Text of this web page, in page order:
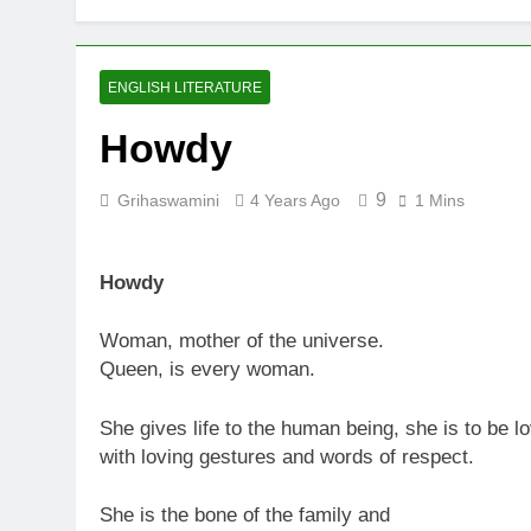
ENGLISH LITERATURE
Howdy
Grihaswamini 4 Years Ago 9 1 Mins
Howdy
Woman, mother of the universe.
Queen, is every woman.
She gives life to the human being, she is to be
with loving gestures and words of respect.
She is the bone of the family and